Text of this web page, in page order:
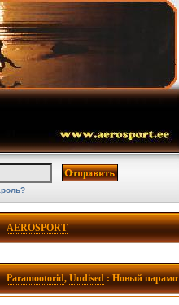
AEROSPORT
Paramootorid,Uudised: Новый